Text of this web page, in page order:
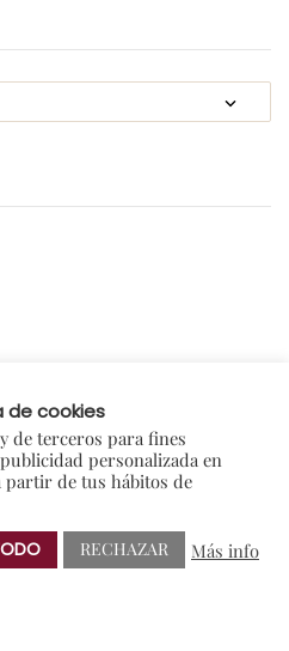
de cookies
de terceros para fines
personalizada en
partir de tus hábitos de
RECHAZAR Más info